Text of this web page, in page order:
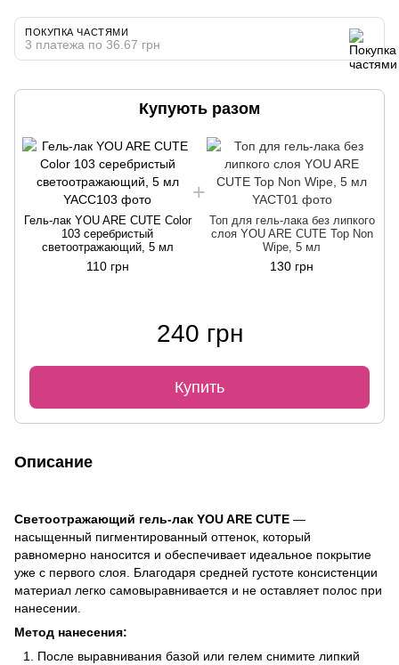
ПОКУПКА ЧАСТЯМИ
3 платежа по 36.67 грн
Купують разом
Гель-лак YOU ARE CUTE Color
103 серебристый
светоотражающий, 5 мл
110 грн
Топ для гель-лака без липкого
слоя YOU ARE CUTE Top Non
Wipe, 5 мл
130 грн
240 грн
Купить
Описание
Светоотражающий гель-лак YOU ARE CUTE —
насыщенный пигментированный оттенок, который
равномерно наносится и обеспечивает идеальное покрытие
уже с первого слоя. Благодаря средней густоте консистенции
материал легко самовыравнивается и не оставляет полос при
нанесении.
Метод нанесения:
После выравнивания базой или гелем снимите липкий